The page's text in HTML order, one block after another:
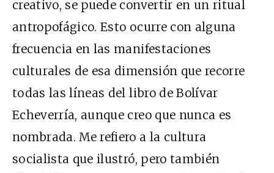
creativo, se puede convertir en un ritual
antropofágico. Esto ocurre con alguna
frecuencia en las manifestaciones
culturales de esa dimensión que recorre
todas las líneas del libro de Bolívar
Echeverría, aunque creo que nunca es
nombrada. Me refiero a la cultura
socialista que ilustró, pero también